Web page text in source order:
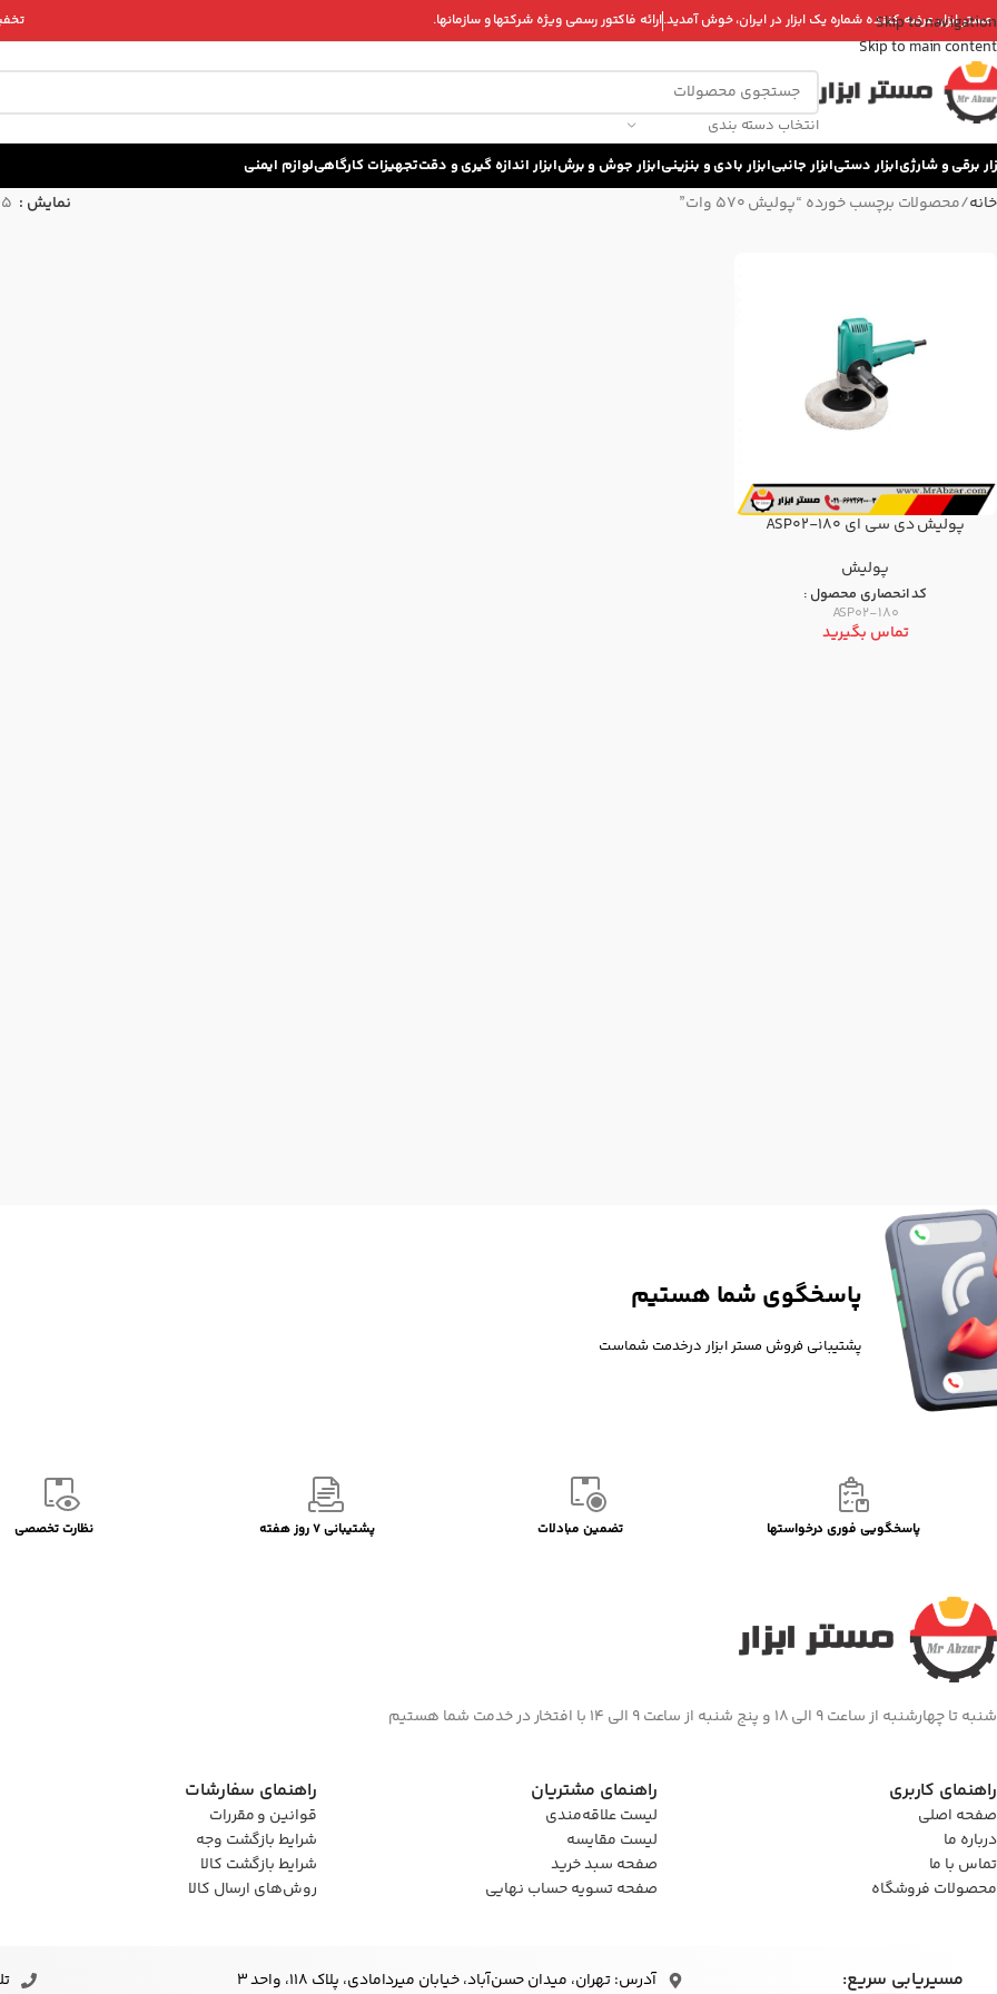
Skip to navigation
Skip to main content
مستر ابزار، عرضه کننده شماره یک ابزار در ایران، خوش آمدید.ارائه فاکتور رسمی ویژه شرکتها و سازمانها.
انتخاب دسته بندی
برقی و شارژیابزار دستیابزار جانبیابزار بادی و بنزینیابزار جوش و برشابزار اندازه گيری و دقتتجهیزات کارگاهیلوازم ایمنی
خانه محصولات برچسب خورده “پولیش 570 وات” نمایش
پولیش دی سی ای ASP02-180
پولیش
کد انحصاری محصول :
ASP02-180
تماس بگیرید
پاسخگوی شما هستیم
پشتیبانی فروش مستر ابزار درخدمت شماست
پاسخگویی فوری درخواستها تضمین مبادلات پشتیبانی 7 روز هفته نظارت تخصصی
شنبه تا چهارشنبه از ساعت 9 الی 18 و پنج شنبه از ساعت 9 الی 14 با افتخار در خدمت شما هستیم
راهنمای کاربری
صفحه اصلی
درباره ما
تماس با ما
محصولات فروشگاه
راهنمای مشتریان
لیست علاقه‌مندی
لیست مقایسه
صفحه سبد خرید
صفحه تسویه حساب نهایی
راهنمای سفارشات
قوانین و مقررات
شرایط بازگشت وجه
شرایط بازگشت کالا
روش‌های ارسال کالا
مسیریابی سریع: آدرس: تهران، میدان حسن‌آباد، خیابان میردامادی، پلاک ۱۱۸، واحد 3